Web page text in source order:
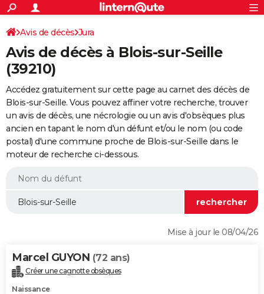
ACTUALITÉS
Politique
Société
Faits Divers
Education
Monde
Villes
+
SPORT
Coupe du monde 2026
Football
Tennis
Cyclisme
Rugby
Forum
FINANCE
Retraite
Impôts
Epargne
Immobilier
Risques naturels par ville
Banque
Assurance
Crédit
Essais
Réserver un essai
Citadines
Berlines
SUV
Forum auto
+
HIGH-TECH
Mobiles
Meilleur smartphone
Internet
Ordinateurs
Jeux vidéo
Guide high-tech
+BRICOLAGE
Forum
Aménagement intérieur
Extérieur
Cuisine
Salle de bains
Jardinage
Rangement
WEEK-END
Guides de France
Escapades
Patrimoine
Expositions
Musées
Week-end nature
LIFESTYLE
Alimentation
Guide de la santé
Maladies
Médicaments
Sommeil
VOYAGE
Destinations
City break
Voyage nature
Voyage de noces
Forum
Climat
+PHOTO
Avis de décès Jura
Avis de décès à Blois-sur-Seille
(39210)
Accédez gratuitement sur cette page au carnet des décès de
Blois-sur-Seille. Vous pouvez affiner votre recherche, trouver
un avis de décès, une nécrologie ou un avis d'obsèques plus
ancien en tapant le nom d'un défunt et/ou le nom (ou code
postal) d'une commune proche de Blois-sur-Seille dans le
moteur de recherche ci-dessous.
Mise à jour le 08/04/26
Marcel GUYON (72 ans)
Créer une cagnotte obsèques
Naissance